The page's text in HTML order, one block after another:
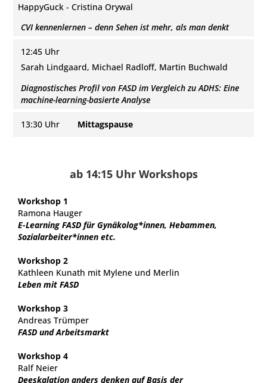
HappyGuck - Cristina Orywal
CVI kennenlernen – denn Sehen ist mehr, als man denkt
12:45 Uhr
Sarah Lindgaard, Michael Radloff, Martin Buchwald
Diagnostisches Profil von FASD im Vergleich zu ADHS: Eine
machine-learning-basierte Analyse
13:30 Uhr Mittagspause
ab 14:15 Uhr Workshops
Workshop 1
Ramona Hauger
E-Learning FASD für Gynäkolog*innen, Hebammen,
Sozialarbeiter*innen etc.
Workshop 2
Kathleen Kunath mit Mylene und Merlin
Leben mit FASD
Workshop 3
Andreas Trümper
FASD und Arbeitsmarkt
Workshop 4
Ralf Neier
Deeskalation anders denken auf Basis der